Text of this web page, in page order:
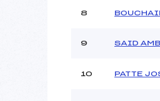
Pénalité
8
9 SAID
10 PATTE